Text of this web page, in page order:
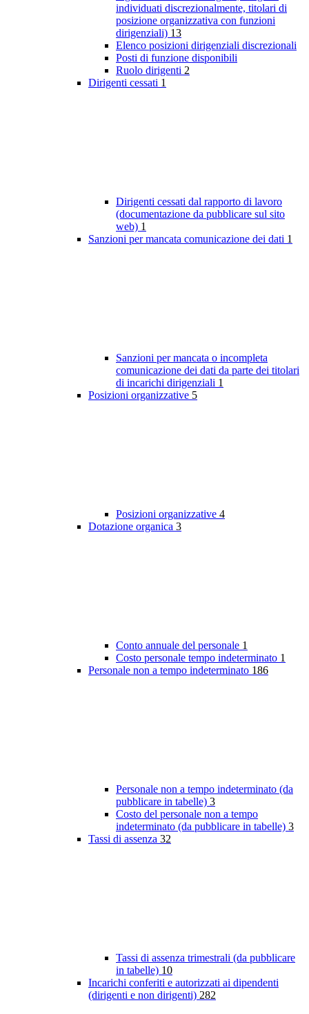
individuati discrezionalmente, titolari di
posizione organizzativa con funzioni
dirigenziali) 13
Elenco posizioni dirigenziali discrezionali
Posti di funzione disponibili
Ruolo dirigenti 2
Dirigenti cessati 1
Dirigenti cessati dal rapporto di lavoro
(documentazione da pubblicare sul sito
web) 1
Sanzioni per mancata comunicazione dei dati 1
Sanzioni per mancata o incompleta
comunicazione dei dati da parte dei titolari
di incarichi dirigenziali 1
Posizioni organizzative 5
Posizioni organizzative 4
Dotazione organica 3
Conto annuale del personale 1
Costo personale tempo indeterminato 1
Personale non a tempo indeterminato 186
Personale non a tempo indeterminato (da
pubblicare in tabelle) 3
Costo del personale non a tempo
indeterminato (da pubblicare in tabelle) 3
Tassi di assenza 32
Tassi di assenza trimestrali (da pubblicare
in tabelle) 10
Incarichi conferiti e autorizzati ai dipendenti
(dirigenti e non dirigenti) 282